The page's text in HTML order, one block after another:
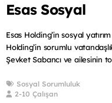
Esas Sosyal
Esas Holding’in sosyal
Holding’in sorumlu
Şevket Sabancı ve ailesinin
Sosyal Sorumluluk
2-10 Çalışan